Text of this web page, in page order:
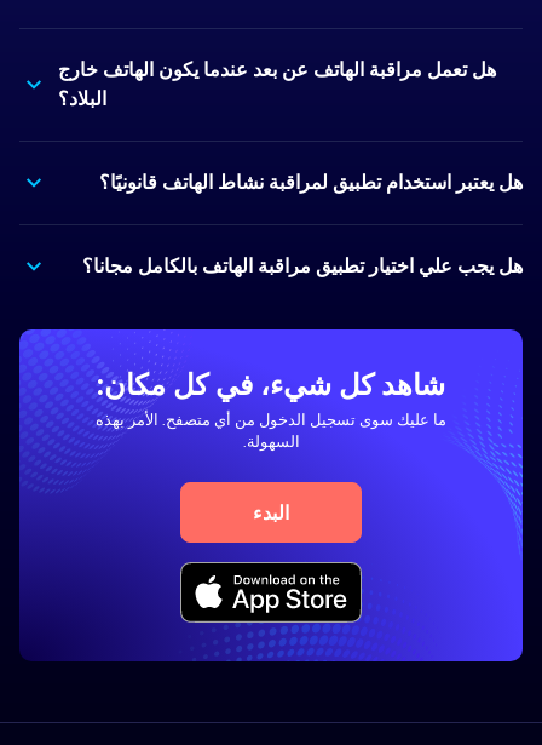
هل تعمل مراقبة الهاتف عن بعد عندما يكون الهاتف خارج
البلاد؟
هل يعتبر استخدام تطبيق لمراقبة نشاط الهاتف قانونيًا؟
هل يجب علي اختيار تطبيق مراقبة الهاتف بالكامل مجانا؟
شاهد كل شيء، في كل مكان:
ما عليك سوى تسجيل الدخول من أي متصفح. الأمر بهذه
السهولة.
البدء